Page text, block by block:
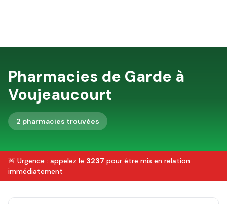
Pharmacies de Garde à
Voujeaucourt
2 pharmacies trouvées
🚨 Urgence : appelez le 3237 pour être mis en relation
immédiatement